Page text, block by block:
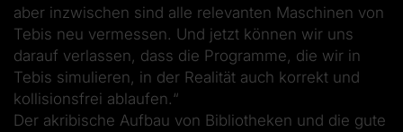
aber inzwischen sind alle relevanten Maschinen von
Tebis neu vermessen. Und jetzt können wir uns
darauf verlassen, dass die Programme, die wir in
Tebis simulieren, in der Realität auch korrekt und
kollisionsfrei ablaufen.“
Der akribische Aufbau von Bibliotheken und die gute